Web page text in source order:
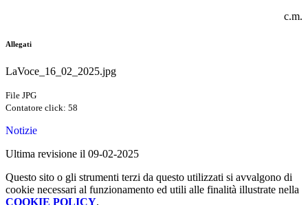
c.m.
Allegati
LaVoce_16_02_2025.jpg
File JPG
Contatore click: 58
Notizie
Ultima revisione il 09-02-2025
Questo sito o gli strumenti terzi da questo utilizzati si avvalgono di
cookie necessari al funzionamento ed utili alle finalità illustrate nella
COOKIE POLICY.